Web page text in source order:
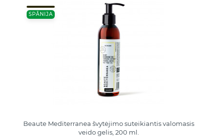
SPĀNIJA
Beaute Mediterranea švytėjimo suteikiantis valomasis
veido gelis, 200 ml.